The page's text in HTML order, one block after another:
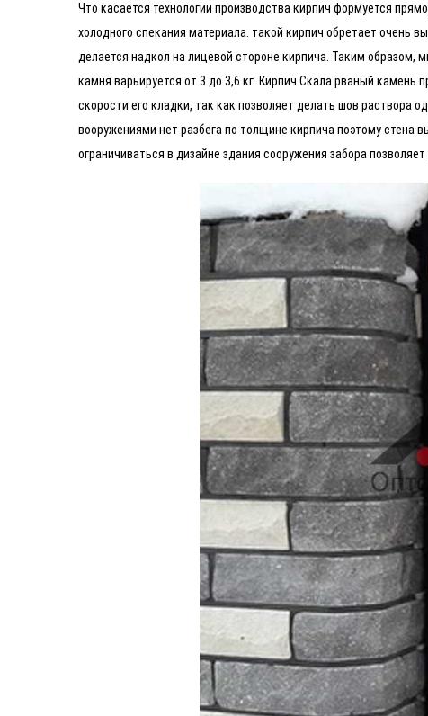
Что касается технологии производства кирпич формуется
холодного спекания материала. такой кирпич обретает очень
делается надкол на лицевой стороне кирпича. Таким образом,
камня варьируется от 3 до 3,6 кг. Кирпич Скала рваный камень
скорости его кладки, так как позволяет делать шов раствора
вооружениями нет разбега по толщине кирпича поэтому стена
ограничиваться в дизайне здания сооружения забора